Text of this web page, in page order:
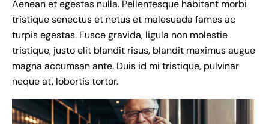
Aenean et egestas nulla. Pellentesque habitant morbi
tristique senectus et netus et malesuada fames ac
turpis egestas. Fusce gravida, ligula non molestie
tristique, justo elit blandit risus, blandit maximus augue
magna accumsan ante. Duis id mi tristique, pulvinar
neque at, lobortis tortor.